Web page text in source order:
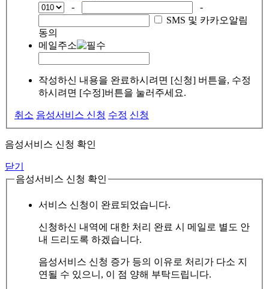
-
-
SMS 및 카카오알림
동의
메일주소
작성하신 내용을 완료하시려면 [신청] 버튼을, 수정
하시려면 [수정]버튼을 눌러주세요.
취소 음성서비스 신청 수정 신청
음성서비스 신청 확인
닫기
음성서비스 신청 확인
서비스 신청이 완료되었습니다.
신청하신 내역에 대한 처리 완료 시 메일로 별도 안
내 드리도록 하겠습니다.
음성서비스 신청 증가 등의 이유로 처리가 다소 지
연될 수 있으니, 이 점 양해 부탁드립니다.